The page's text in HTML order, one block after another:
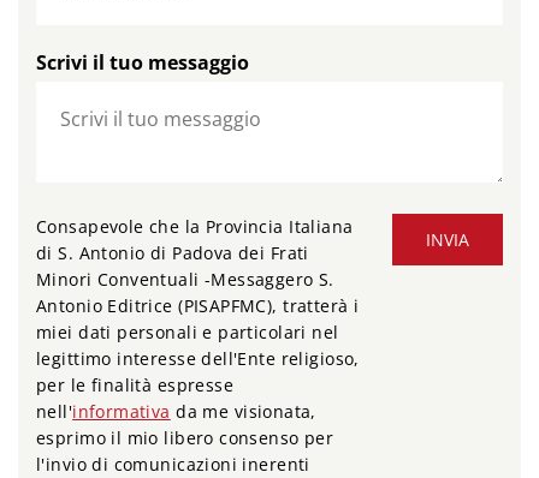
Scrivi il tuo messaggio
INVIA
Consapevole che la Provincia Italiana
di S. Antonio di Padova dei Frati
Minori Conventuali -Messaggero S.
Antonio Editrice (PISAPFMC), tratterà i
miei dati personali e particolari nel
legittimo interesse dell'Ente religioso,
per le finalità espresse
nell'informativa da me visionata,
esprimo il mio libero consenso per
l'invio di comunicazioni inerenti